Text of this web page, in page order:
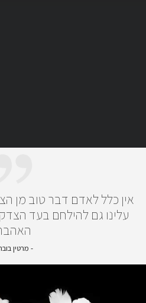
אין כלל לאדם דבר טוב מן
עלינו גם להילחם בעד
- מרטין